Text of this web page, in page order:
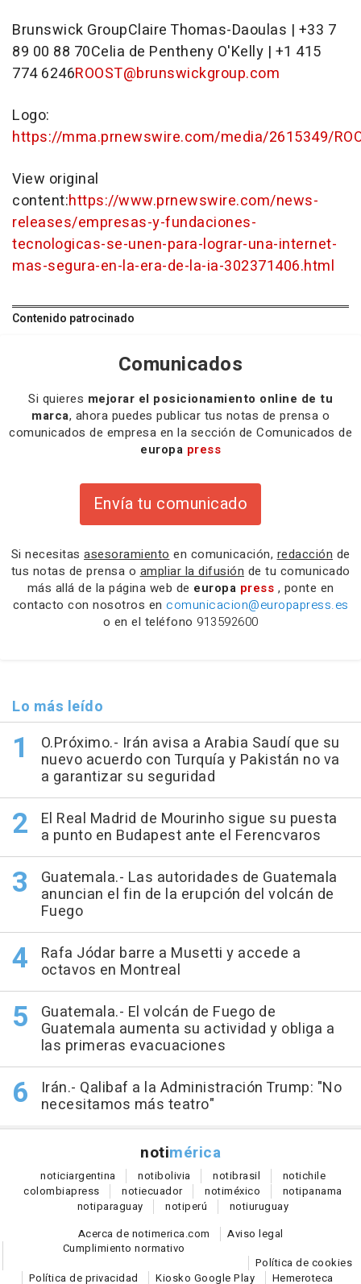
Brunswick GroupClaire Thomas-Daoulas | +33 7
89 00 88 70Celia de Pentheny O'Kelly | +1 415
774 6246ROOST@brunswickgroup.com
Logo:
https://mma.prnewswire.com/media/2615349/
View original
content:https://www.prnewswire.com/news-
releases/empresas-y-fundaciones-
tecnologicas-se-unen-para-lograr-una-internet-
mas-segura-en-la-era-de-la-ia-302371406.html
Contenido patrocinado
Comunicados
Si quieres mejorar el posicionamiento online de tu
marca, ahora puedes publicar tus notas de prensa o
comunicados de empresa en la sección de Comunicados de
europa press
Envía tu comunicado
Si necesitas asesoramiento en comunicación, redacción de
tus notas de prensa o ampliar la difusión de tu comunicado
más allá de la página web de europa press , ponte en
contacto con nosotros en comunicacion@europapress.es
o en el teléfono 913592600
Lo más leído
O.Próximo.- Irán avisa a Arabia Saudí que su
nuevo acuerdo con Turquía y Pakistán no va
a garantizar su seguridad
El Real Madrid de Mourinho sigue su puesta
a punto en Budapest ante el Ferencvaros
Guatemala.- Las autoridades de Guatemala
anuncian el fin de la erupción del volcán de
Fuego
Rafa Jódar barre a Musetti y accede a
octavos en Montreal
Guatemala.- El volcán de Fuego de
Guatemala aumenta su actividad y obliga a
las primeras evacuaciones
Irán.- Qalibaf a la Administración Trump: "No
necesitamos más teatro"
notimérica
noticiargentina notibolivia notibrasil notichile
colombiapress notiecuador notiméxico notipanama
notiparaguay notiperú notiuruguay
Acerca de notimerica.com
Aviso legal
Cumplimiento normativo
Política de cookies
Política de privacidad
Kiosko Google Play Hemeroteca